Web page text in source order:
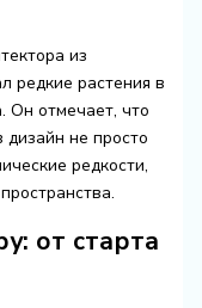
из
редкие растения в
Он отмечает, что
не просто
редкости,
от старта